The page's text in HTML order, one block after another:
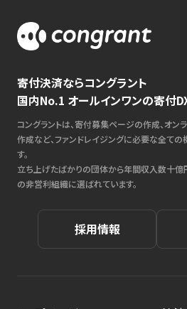
寄付決済ならコングラント
国内No.1 オールインワンの寄付
コングラントは、寄付募集ページの作成、オン
作成など、ファンドレイジングに必要な全て
す。
立ち上げたばかりの団体から年間収入数十億
の非営利組織に選ばれています。
採用情報